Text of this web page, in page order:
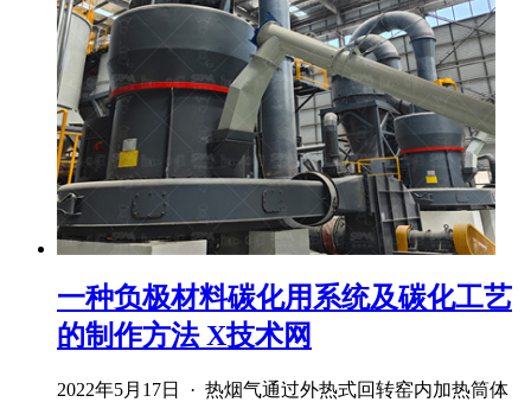
一种负极材料碳化用系统及碳化工艺
的制作方法 X技术网
2022年5月17日 · 热烟气通过外热式回转窑内加热筒体